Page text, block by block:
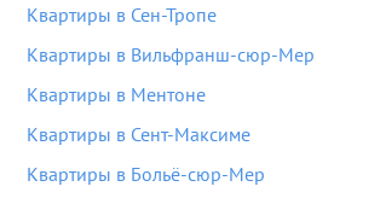
Квартиры в Сен-Тропе
Квартиры в Вильфранш-сюр-Мер
Квартиры в Ментоне
Квартиры в Сент-Максиме
Квартиры в Больё-сюр-Мер